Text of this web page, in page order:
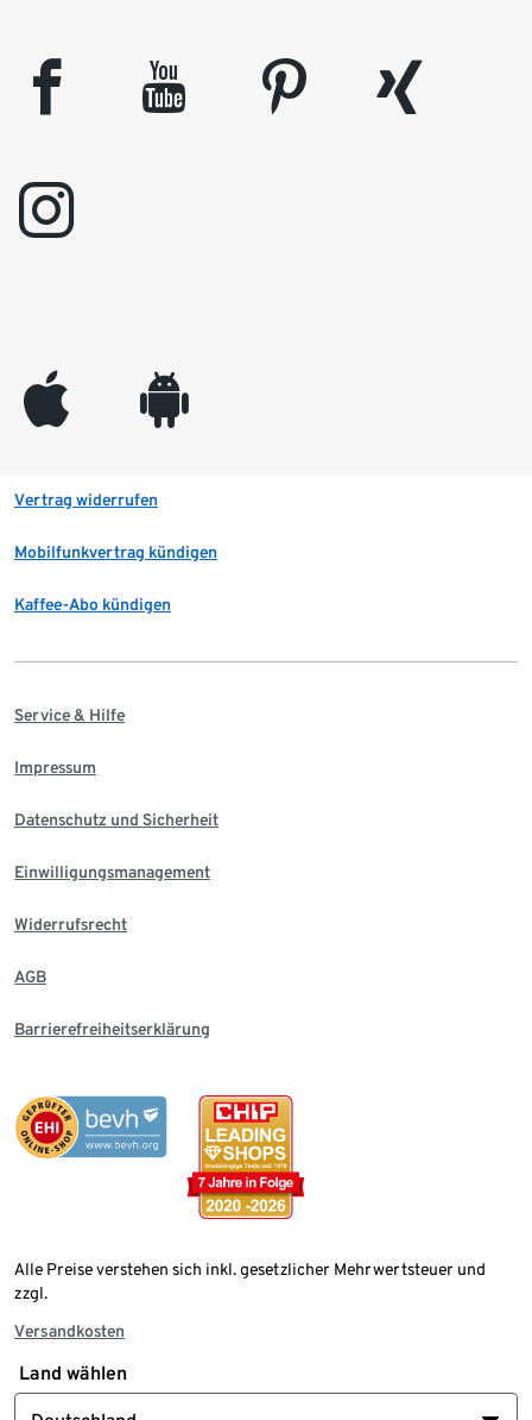
facebook youtube pinterest
xing
instagram
appleinc android
Vertrag widerrufen
Mobilfunkvertrag kündigen
Kaffee-Abo kündigen
Service & Hilfe
Impressum
Datenschutz und Sicherheit
Einwilligungsmanagement
Widerrufsrecht
AGB
Barrierefreiheitserklärung
Alle Preise verstehen sich inkl. gesetzlicher Mehrwertsteuer und
zzgl.
Versandkosten
Land wählen